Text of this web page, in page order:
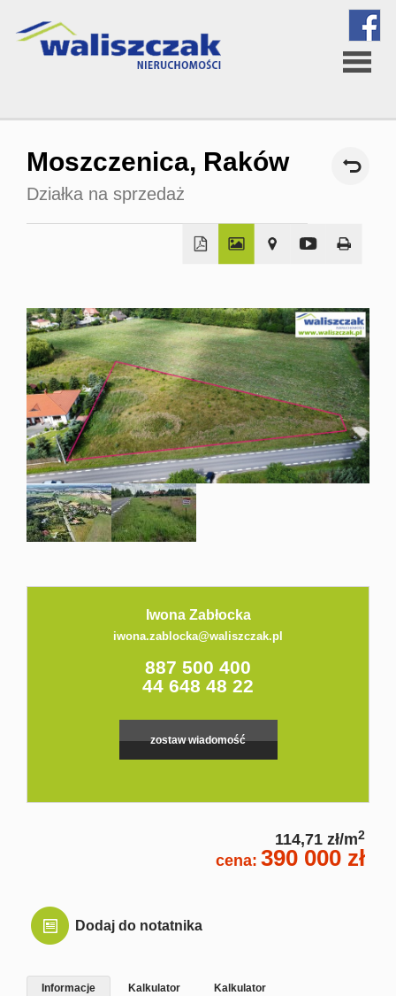
Strona
O
firmie
Oferta
Kontakt
Moszczenica, Raków
Działka na sprzedaż
Iwona Zabłocka
iwona.zablocka@waliszczak.pl
887 500 400
44 648 48 22
zostaw wiadomość
114,71 zł/m2
cena: 390 000 zł
Dodaj do notatnika
Informacje
Kalkulator
Kalkulator